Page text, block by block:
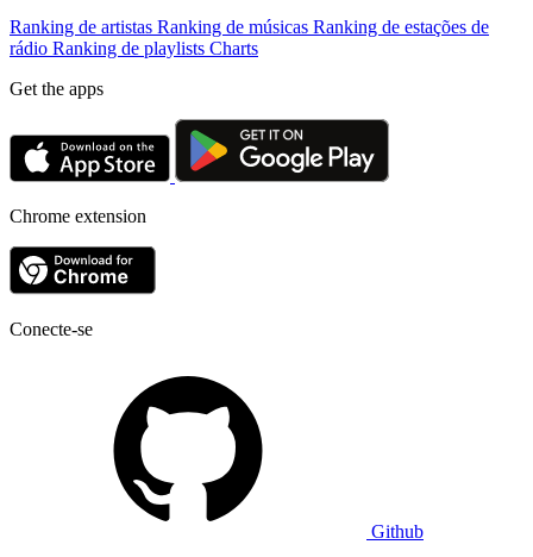
Ranking de artistas Ranking de músicas Ranking de estações de
rádio Ranking de playlists Charts
Get the apps
Chrome extension
Conecte-se
Github